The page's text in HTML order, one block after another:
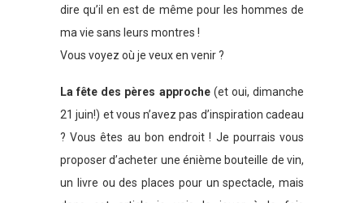
dire qu’il en est de même pour les hommes de
ma vie sans leurs montres !
Vous voyez où je veux en venir ?
La fête des pères approche(et oui, dimanche
21 juin!) et vous n’avez pas d’inspiration cadeau
? Vous êtes au bon endroit ! Je pourrais vous
proposer d’acheter une énième bouteille de vin,
un livre ou des places pour un spectacle, mais